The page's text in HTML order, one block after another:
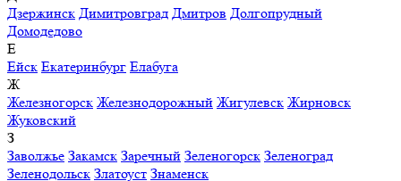
Дзержинск Димитровград Дмитров Долгопрудный
Домодедово
Е
Ейск Екатеринбург Елабуга
Ж
Железногорск Железнодорожный Жигулевск Жирновск
Жуковский
З
Заволжье Закамск Заречный Зеленогорск Зеленоград
Зеленодольск Златоуст Знаменск